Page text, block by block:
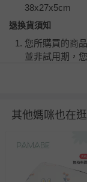
38x27x5cm
退換貨須知
您所購買的商
並非試用期，
瑕疵退換貨所
並點選『我要
與服務，謝謝。
其他媽咪也在逛